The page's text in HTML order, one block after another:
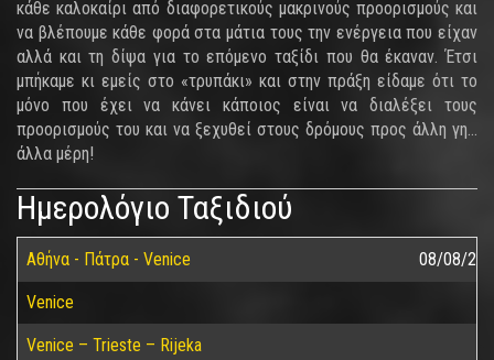
κάθε καλοκαίρι από διαφορετικούς μακρινούς προορισμούς και
να βλέπουμε κάθε φορά στα μάτια τους την ενέργεια που είχαν
αλλά και τη δίψα για το επόμενο ταξίδι που θα έκαναν. Έτσι
μπήκαμε κι εμείς στο «τρυπάκι» και στην πράξη είδαμε ότι το
μόνο που έχει να κάνει κάποιος είναι να διαλέξει τους
προορισμούς του και να ξεχυθεί στους δρόμους προς άλλη γη…
άλλα μέρη!
Ημερολόγιο Ταξιδιού
Αθήνα - Πάτρα - Venice 08/08/
Venice
Venice – Trieste – Rijeka